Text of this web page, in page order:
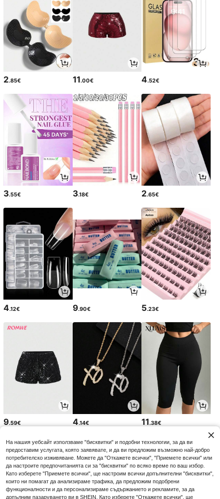
2.85€ 11.00€ 4.52€
3.55€ 3.18€ 2.65€
4.12€ 9.90€ 5.23€
9.59€ 4.14€ 11.38€
На нашия уебсайт използваме "бисквитки" и подобни технологии, за да ви
предоставим услугата, която заявявате, и да ви предложим възможно най-добро
потребителско изживяване. Можете да "Откажете всички", "Приемете всички" или
да настроите предпочитанията си за "бисквитки" по всяко време по ваш избор.
Като изберете "Приемете всички", ще настроим всички допълнителни "бисквитки",
които ни помагат да анализираме трафика, да предложим подобрени
функционалности и да персонализираме съдържанието и рекламите, за да
допълним пазаруването ви в SHEIN. Като изберете "Откажете всички", ще